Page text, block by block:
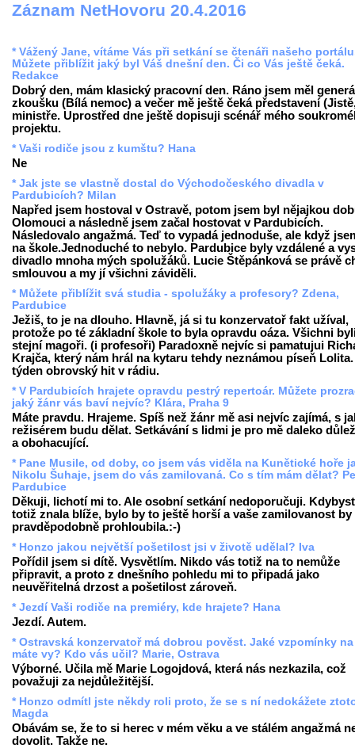
Záznam NetHovoru 20.4.2016
* Vážený Jane, vítáme Vás při setkání se čtenáři našeho
Můžete přiblížit jaký byl Váš dnešní den. Či co Vás ještě čeká.
Redakce
Dobrý den, mám klasický pracovní den. Ráno jsem měl
zkoušku (Bílá nemoc) a večer mě ještě čeká představení
ministře. Uprostřed dne ještě dopisuji scénář mého
projektu.
* Vaši rodiče jsou z kumštu? Hana
Ne
* Jak jste se vlastně dostal do Východočeského divadla v
Pardubicích? Milan
Napřed jsem hostoval v Ostravě, potom jsem byl nějajkou
Olomouci a následně jsem začal hostovat v Pardubicích.
Následovalo angažmá. Teď to vypadá jednoduše, ale když
na škole.Jednoduché to nebylo. Pardubice byly vzdálené a
divadlo mnoha mých spolužáků. Lucie Štěpánková se právě
smlouvou a my jí všichni záviděli.
* Můžete přiblížit svá studia - spolužáky a profesory? Zdena,
Pardubice
Ježiš, to je na dlouho. Hlavně, já si tu konzervatoř fakt užíval,
protože po té základní škole to byla opravdu oáza. Všichni
stejní magoři. (i profesoři) Paradoxně nejvíc si pamatujui
Krajča, který nám hrál na kytaru tehdy neznámou píseň Lolita.
týden obrovský hit v rádiu.
* V Pardubicích hrajete opravdu pestrý repertoár. Můžete
jaký žánr vás baví nejvíc? Klára, Praha 9
Máte pravdu. Hrajeme. Spíš než žánr mě asi nejvíc zajímá, s
režisérem budu dělat. Setkávání s lidmi je pro mě daleko
a obohacující.
* Pane Musile, od doby, co jsem vás viděla na Kunětické hoře
Nikolu Šuhaje, jsem do vás zamilovaná. Co s tím mám dělat?
Pardubice
Děkuji, lichotí mi to. Ale osobní setkání nedoporučuji.
totiž znala blíže, bylo by to ještě horší a vaše zamilovanost by
pravděpodobně prohloubila.:-)
* Honzo jakou největší pošetilost jsi v životě udělal? Iva
Pořídil jsem si dítě. Vysvětlím. Nikdo vás totiž na to nemůže
připravit, a proto z dnešního pohledu mi to připadá jako
neuvěřitelná drzost a pošetilost zároveň.
* Jezdí Vaši rodiče na premiéry, kde hrajete? Hana
Jezdí. Autem.
* Ostravská konzervatoř má dobrou pověst. Jaké vzpomínky
máte vy? Kdo vás učil? Marie, Ostrava
Výborné. Učila mě Marie Logojdová, která nás nezkazila, což
považuji za nejdůležitější.
* Honzo odmítl jste někdy roli proto, že se s ní nedokážete
Magda
Obávám se, že to si herec v mém věku a ve stálém angažmá
dovolit. Takže ne.